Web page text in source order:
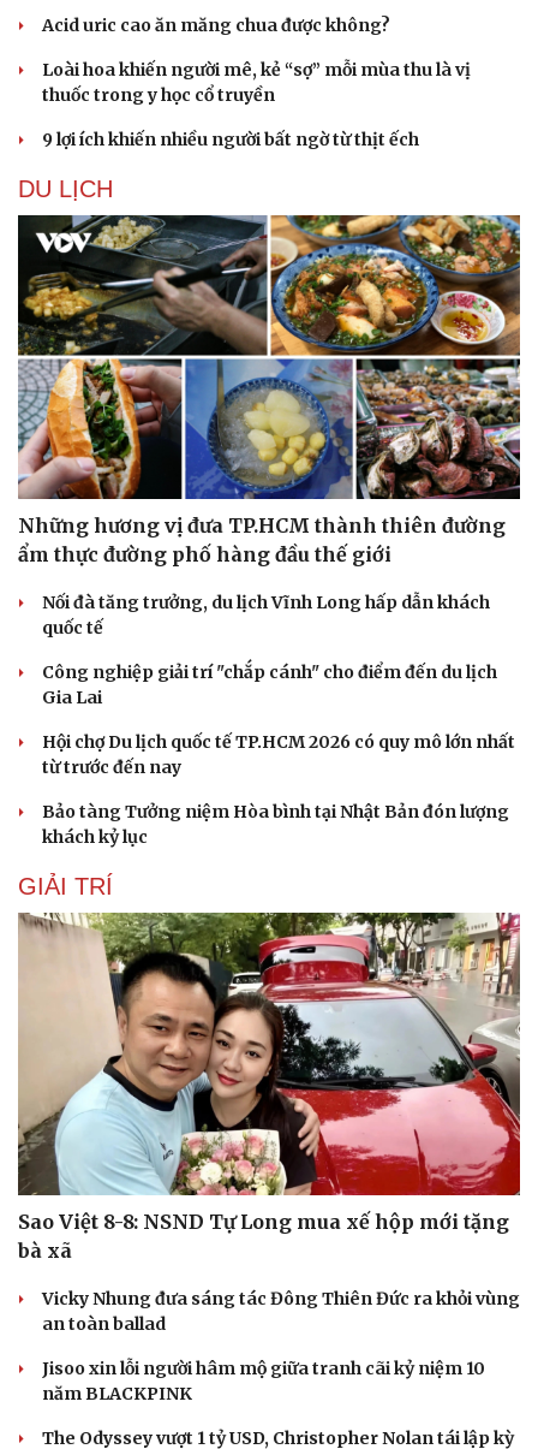
Cải chính
Acid uric cao ăn măng chua được không?
Loài hoa khiến người mê, kẻ “sợ” mỗi mùa thu là vị
thuốc trong y học cổ truyền
9 lợi ích khiến nhiều người bất ngờ từ thịt ếch
DU LỊCH
Những hương vị đưa TP.HCM thành thiên đường
ẩm thực đường phố hàng đầu thế giới
Nối đà tăng trưởng, du lịch Vĩnh Long hấp dẫn khách
quốc tế
Công nghiệp giải trí "chắp cánh" cho điểm đến du lịch
Gia Lai
Hội chợ Du lịch quốc tế TP.HCM 2026 có quy mô lớn nhất
từ trước đến nay
Bảo tàng Tưởng niệm Hòa bình tại Nhật Bản đón lượng
khách kỷ lục
GIẢI TRÍ
Sao Việt 8-8: NSND Tự Long mua xế hộp mới tặng
bà xã
Vicky Nhung đưa sáng tác Đông Thiên Đức ra khỏi vùng
an toàn ballad
Jisoo xin lỗi người hâm mộ giữa tranh cãi kỷ niệm 10
năm BLACKPINK
The Odyssey vượt 1 tỷ USD, Christopher Nolan tái lập kỳ